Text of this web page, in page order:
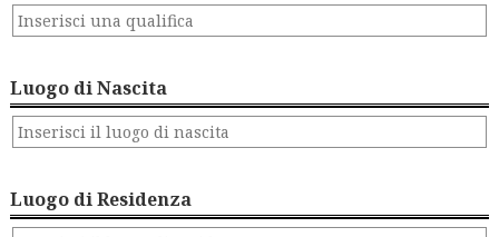
Luogo di Nascita
Luogo di Residenza